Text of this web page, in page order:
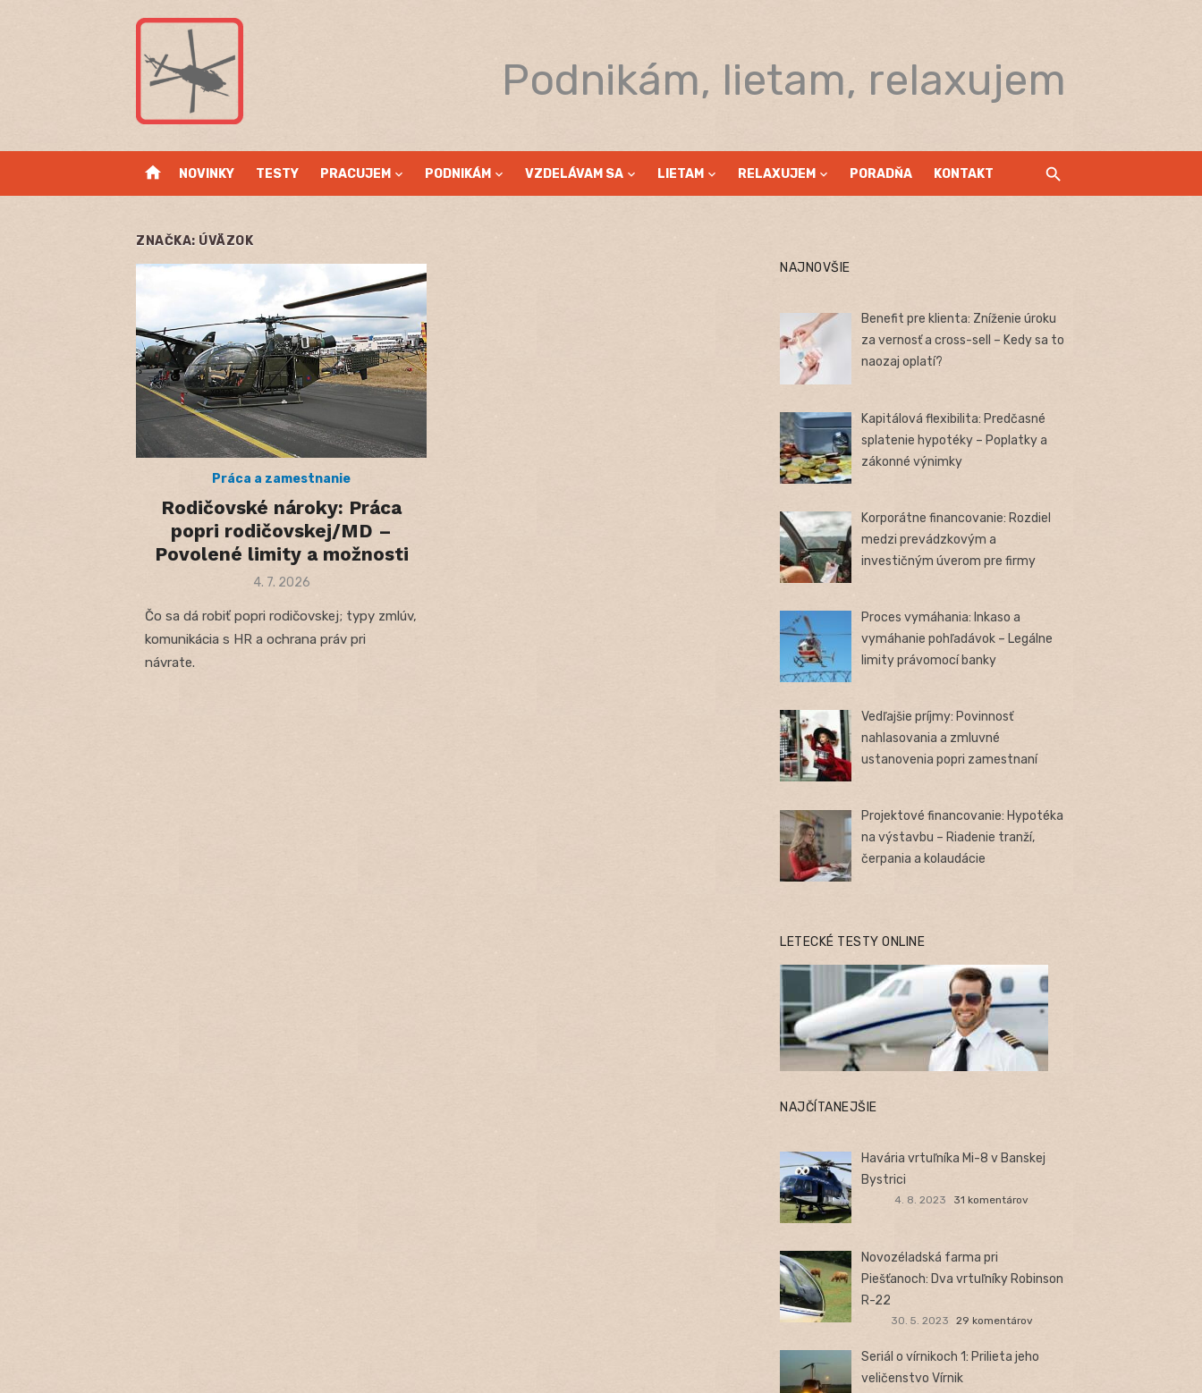
Podnikám, lietam, relaxujem
home NOVINKY TESTY PRACUJEM PODNIKÁM VZDELÁVAM SA LIETAM RELAXUJEM PORADŇA KONTAKT
ZNAČKA: ÚVÄZOK
Práca a zamestnanie
Rodičovské nároky: Práca
popri rodičovskej/MD –
Povolené limity a možnosti
Posted
4. 7. 2026
Čo sa dá robiť popri rodičovskej; typy zmlúv,
komunikácia s HR a ochrana práv pri
návrate.
NAJNOVŠIE
Benefit pre klienta: Zníženie úroku
za vernosť a cross-sell – Kedy sa to
naozaj oplatí?
Kapitálová flexibilita: Predčasné
splatenie hypotéky – Poplatky a
zákonné výnimky
Korporátne financovanie: Rozdiel
medzi prevádzkovým a
investičným úverom pre firmy
Proces vymáhania: Inkaso a
vymáhanie pohľadávok – Legálne
limity právomocí banky
Vedľajšie príjmy: Povinnosť
nahlasovania a zmluvné
ustanovenia popri zamestnaní
Projektové financovanie: Hypotéka
na výstavbu – Riadenie tranží,
čerpania a kolaudácie
LETECKÉ TESTY ONLINE
NAJČÍTANEJŠIE
Havária vrtuľníka Mi-8 v Banskej
Bystrici
4. 8. 2023 31 komentárov
Novozéladská farma pri
Piešťanoch: Dva vrtuľníky Robinson
R-22
30. 5. 2023 29 komentárov
Seriál o vírnikoch 1: Prilieta jeho
veličenstvo Vírnik